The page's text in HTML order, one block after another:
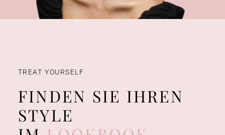
TREAT YOURSELF
FINDEN SIE IHREN
STYLE